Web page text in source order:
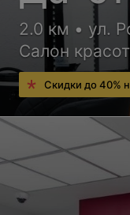
2.0 км • ул.
Салон
Скидки до 40%